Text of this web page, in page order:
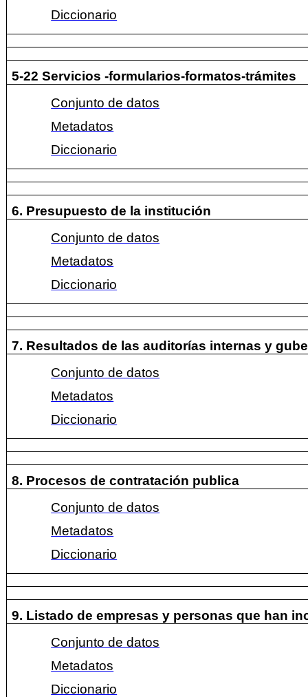
Diccionario
5-22 Servicios -formularios-formatos-trámites
Conjunto de datos
Metadatos
Diccionario
6. Presupuesto de la institución
Conjunto de datos
Metadatos
Diccionario
7. Resultados de las auditorías internas y
Conjunto de datos
Metadatos
Diccionario
8. Procesos de contratación publica
Conjunto de datos
Metadatos
Diccionario
9. Listado de empresas y personas que han
Conjunto de datos
Metadatos
Diccionario